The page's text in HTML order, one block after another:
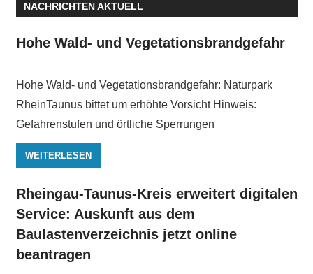
NACHRICHTEN AKTUELL
Hohe Wald- und Vegetationsbrandgefahr
Hohe Wald- und Vegetationsbrandgefahr: Naturpark
RheinTaunus bittet um erhöhte Vorsicht Hinweis:
Gefahrenstufen und örtliche Sperrungen
WEITERLESEN
Rheingau-Taunus-Kreis erweitert digitalen
Service: Auskunft aus dem
Baulastenverzeichnis jetzt online
beantragen